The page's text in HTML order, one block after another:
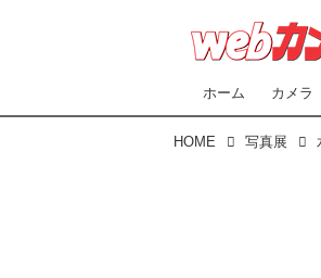
ホーム カメラ
HOME 写真展